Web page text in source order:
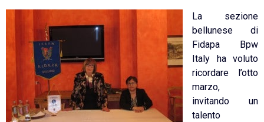
La sezione
bellunese di
Fidapa Bpw
Italy ha voluto
ricordare l’otto
marzo,
invitando un
talento